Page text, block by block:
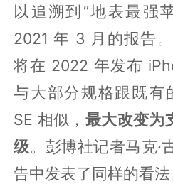
以追溯到”地表最强
2021 年 3 月的报告
将在 2022 年发布
与大部分规格跟既有
SE 相似， 最大改变为
级。彭博社记者马克·
告中发表了同样的看法